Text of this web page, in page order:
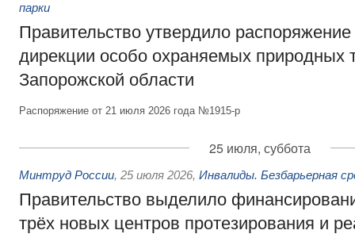
парки
Правительство утвердило
дирекции особо охраняемых природных
Запорожской области
Распоряжение от 21 июля 2026 года №1915-р
25 июля, суббота
Минтруд России, 25 июля 2026, Инвалиды. Безбарьерная
Правительство выделило
трёх новых центров протезирования и